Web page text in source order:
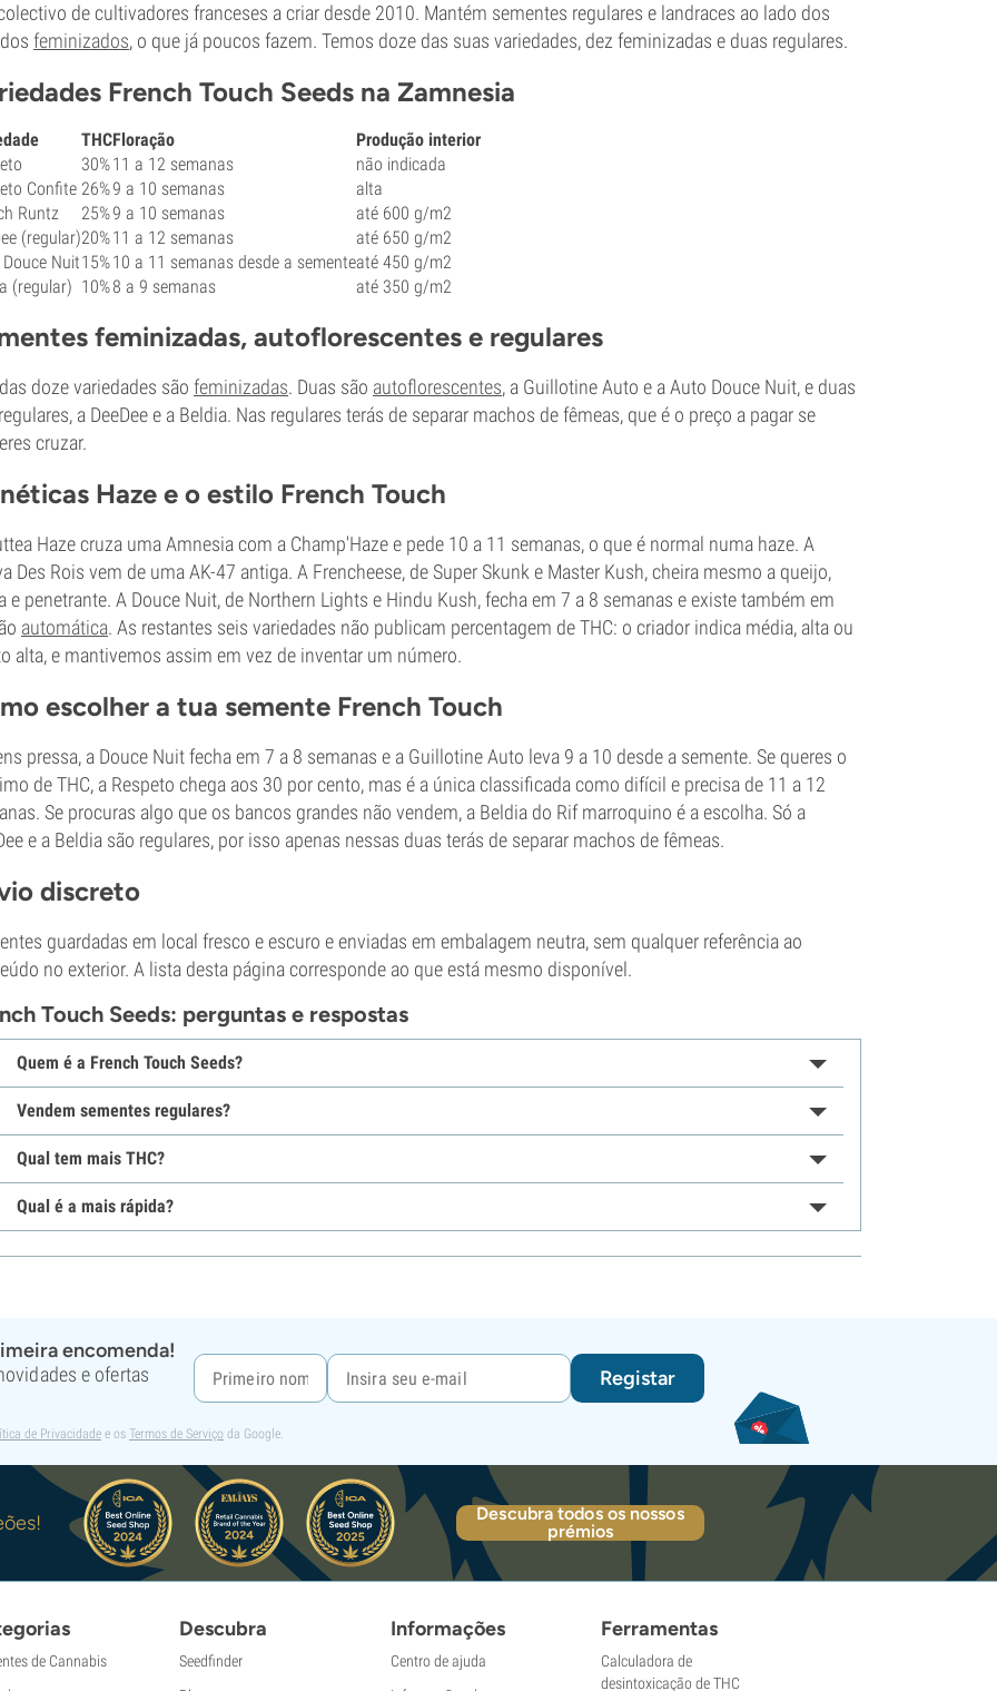
de cultivadores franceses a criar desde 2010. Mantém sementes regulares e landraces ao lado dos
feminizados, o que já poucos fazem. Temos doze das suas variedades, dez feminizadas e duas regulares.
French Touch Seeds na Zamnesia
THCFloração
Produção interior
30%11 a 12 semanas
não indicada
Confite 26%9 a 10 semanas
alta
Runtz
25%9 a 10 semanas
até 600 g/m2
(regular)20%11 a 12 semanas
até 650 g/m2
Nuit15%10 a 11 semanas desde a sementeaté 450 g/m2
(regular) 10%8 a 9 semanas até 350 g/m2
feminizadas, autoflorescentes e regulares
doze variedades são feminizadas. Duas são autoflorescentes, a Guillotine Auto e a Auto Douce Nuit, e duas
a DeeDee e a Beldia. Nas regulares terás de separar machos de fêmeas, que é o preço a pagar se
cruzar.
Haze e o estilo French Touch
Haze cruza uma Amnesia com a Champ'Haze e pede 10 a 11 semanas, o que é normal numa haze. A
Des Rois vem de uma AK-47 antiga. A Frencheese, de Super Skunk e Master Kush, cheira mesmo a queijo,
e penetrante. A Douce Nuit, de Northern Lights e Hindu Kush, fecha em 7 a 8 semanas e existe também em
automática. As restantes seis variedades não publicam percentagem de THC: o criador indica média, alta ou
alta, e mantivemos assim em vez de inventar um número.
escolher a tua semente French Touch
pressa, a Douce Nuit fecha em 7 a 8 semanas e a Guillotine Auto leva 9 a 10 desde a semente. Se queres o
de THC, a Respeto chega aos 30 por cento, mas é a única classificada como difícil e precisa de 11 a 12
Se procuras algo que os bancos grandes não vendem, a Beldia do Rif marroquino é a escolha. Só a
e a Beldia são regulares, por isso apenas nessas duas terás de separar machos de fêmeas.
discreto
guardadas em local fresco e escuro e enviadas em embalagem neutra, sem qualquer referência ao
no exterior. A lista desta página corresponde ao que está mesmo disponível.
Touch Seeds: perguntas e respostas
Quem é a French Touch Seeds?
Vendem sementes regulares?
Qual tem mais THC?
Qual é a mais rápida?
encomenda!
e ofertas
Registar
de Privacidade e os Termos de Serviço da Google.
Descubra todos os nossos
prémios
de Cannabis
Descubra
Seedfinder
Informações
Centro de ajuda
Ferramentas
Calculadora de
desintoxicação de THC